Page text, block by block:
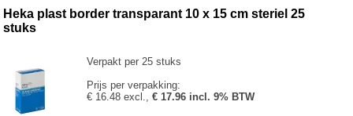
Heka plast border transparant 10 x 15 cm steriel 25
stuks
Verpakt per 25 stuks
Prijs per verpakking:
€ 16.48 excl.,€ 17.96 incl. 9% BTW